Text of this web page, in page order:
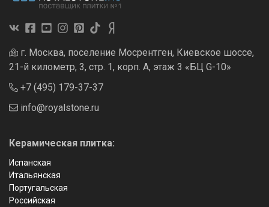
г. Москва, поселение Мосрентген, Киевское шоссе,
21-й километр, 3, стр. 1, корп. А, этаж 3 «БЦ G-10»
+7 (495) 179-37-37
info@royalstone.ru
Керамическая плитка:
Испанская
Итальянская
Португальская
Российская